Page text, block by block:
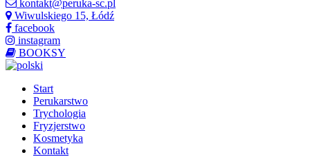
kontakt@peruka-sc.pl
Wiwulskiego 15, Łódź
facebook
instagram
BOOKSY
Start
Perukarstwo
Trychologia
Fryzjerstwo
Kosmetyka
Kontakt